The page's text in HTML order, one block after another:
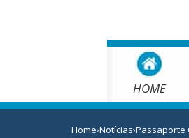
HOME
Home›Notícias›Passaporte